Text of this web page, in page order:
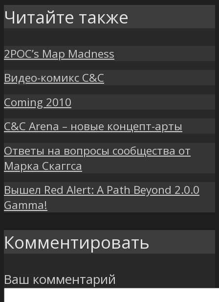
Читайте также
2POC’s Map Madness
Видео-комикс C&C
Coming 2010
C&C Arena – новые концепт-арты
Ответы на вопросы сообщества от
Марка Скаггса
Вышел Red Alert: A Path Beyond 2.0.0
Gamma!
Комментировать
Ваш комментарий